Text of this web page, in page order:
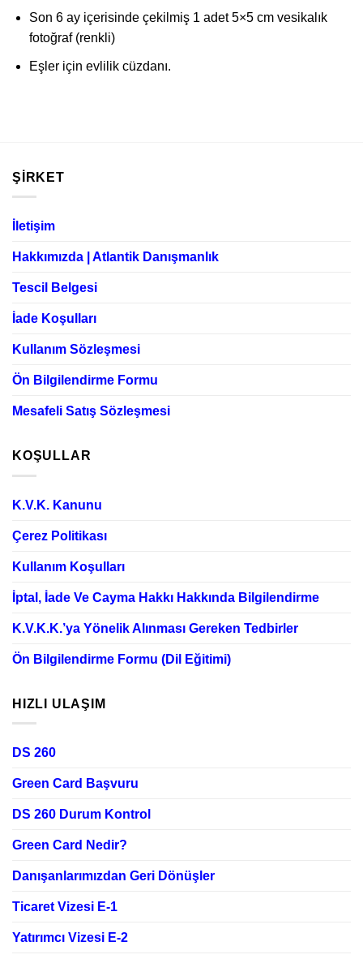
Son 6 ay içerisinde çekilmiş 1 adet 5×5 cm vesikalık
fotoğraf (renkli)
Eşler için evlilik cüzdanı.
ŞIRKET
İletişim
Hakkımızda | Atlantik Danışmanlık
Tescil Belgesi
İade Koşulları
Kullanım Sözleşmesi
Ön Bilgilendirme Formu
Mesafeli Satış Sözleşmesi
KOŞULLAR
K.V.K. Kanunu
Çerez Politikası
Kullanım Koşulları
İptal, İade Ve Cayma Hakkı Hakkında Bilgilendirme
K.V.K.K.’ya Yönelik Alınması Gereken Tedbirler
Ön Bilgilendirme Formu (Dil Eğitimi)
HIZLI ULAŞIM
DS 260
Green Card Başvuru
DS 260 Durum Kontrol
Green Card Nedir?
Danışanlarımızdan Geri Dönüşler
Ticaret Vizesi E-1
Yatırımcı Vizesi E-2